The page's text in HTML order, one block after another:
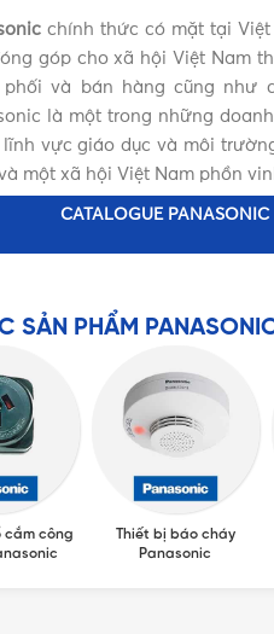
chính thức có mặt tại Việt
góp cho xã hội Việt Nam
phối và bán hàng cũng như
là một trong những
vực giáo dục và môi
một xã hội Việt Nam phồn
CATALOGUE PANASONIC
SẢN PHẨM
cắm công
Thiết bị báo cháy
Panasonic